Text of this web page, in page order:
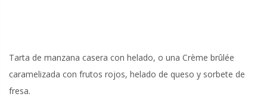
Tarta de manzana casera con helado, o una Crème brûlée
caramelizada con frutos rojos, helado de queso y sorbete de
fresa.